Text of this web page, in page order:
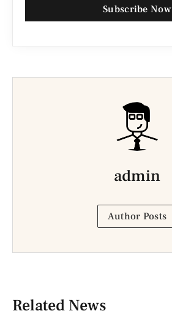
Subscribe Now
admin
Author Posts
Related News